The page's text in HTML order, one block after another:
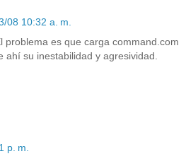
08 10:32 a. m.
problema es que carga command.com
ahí su inestabilidad y agresividad.
p. m.